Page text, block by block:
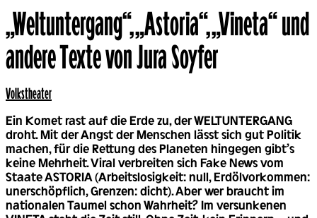
Back
„Weltuntergang“, „Astoria“, „Vineta“ und
andere Texte von Jura Soyfer
Volks­theater
Ein Komet rast auf die Erde zu, der WELTUNTERGANG
droht. Mit der Angst der Menschen lässt sich gut Politik
machen, für die Rettung des Planeten hingegen gibt’s
keine Mehrheit. Viral verbreiten sich Fake News vom
Staate ASTORIA (Arbeitslosigkeit: null, Erdölvorkommen:
unerschöpflich, Grenzen: dicht). Aber wer braucht im
nationalen Taumel schon Wahrheit? Im versunkenen